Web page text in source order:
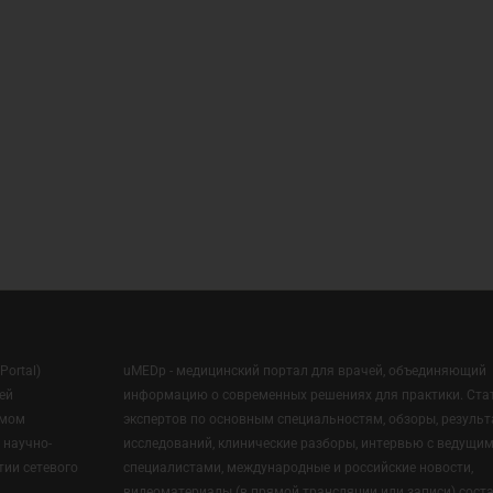
сетевого
uMEDp - медицинский портал для врачей, объединяющий
информацию о современных решениях для практики.
экспертов по основным специальностям, обзоры,
исследований, клинические разборы, интервью с
специалистами, международные и российские новости,